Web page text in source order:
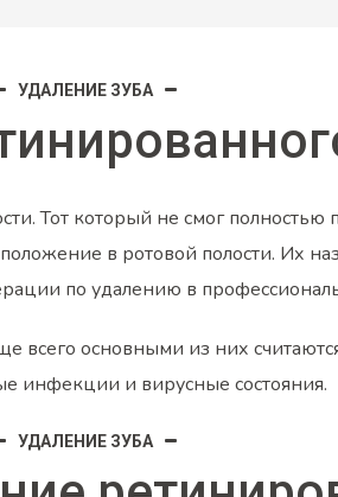
УДАЛЕНИЕ ЗУБА
Тот который не смог полностью
в ротовой полости. Их
по удалению в
основными из них
инфекции и вирусные состояния.
УДАЛЕНИЕ ЗУБА